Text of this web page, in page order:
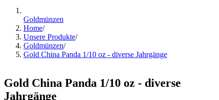
Goldmünzen
Home/
Unsere Produkte/
Goldmünzen/
Gold China Panda 1/10 oz - diverse Jahrgänge
Gold China Panda 1/10 oz - diverse
Jahrgänge